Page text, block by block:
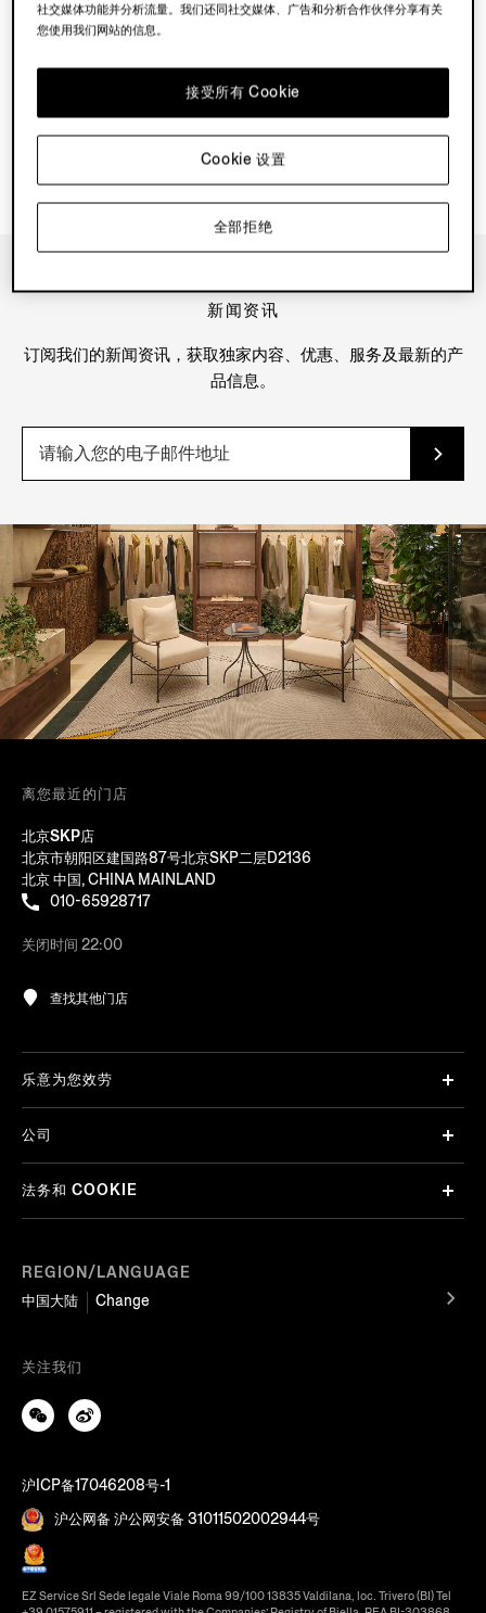
新闻资讯
订阅我们的新闻资讯，获取独家内容、优惠、服务及最新的产
品信息。
离您最近的门店
北京SKP店
北京市朝阳区建国路87号北京SKP二层D2136
北京 中国, CHINA MAINLAND
010-65928717
关闭时间 22:00
查找其他门店
REGION/LANGUAGE
中国大陆
Change
乐意为您效劳
公司
法务和 COOKIE
关注我们
沪ICP备17046208号-1
沪公网备 沪公网安备 31011502002944号
EZ Service Srl Sede legale Viale Roma 99/100 13835 Valdilana, loc. Trivero (BI) Tel
社交媒体功能并分析流量。我们还同社交媒体、广告和分析合作伙伴分享有关
您使用我们网站的信息。
全部拒绝
接受所有 Cookie
Cookie 设置